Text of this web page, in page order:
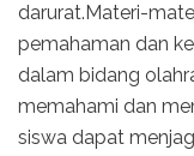
darurat.Materi-
pemahaman dan
dalam bidang
memahami dan
siswa dapat